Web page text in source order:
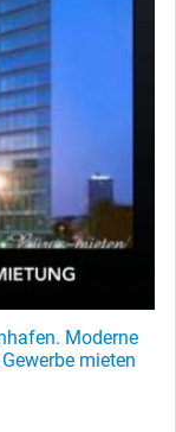
Moderne
mieten